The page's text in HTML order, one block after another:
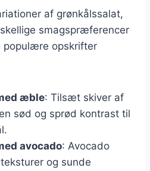
af grønkålssalat,
smagspræferencer
populære opskrifter
æble: Tilsæt skiver af
sød og sprød kontrast til
avocado: Avocado
og sunde